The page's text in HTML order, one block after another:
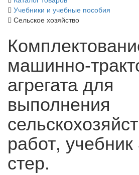
Учебники и учебные пособия
Сельское хозяйство
машинно-
агрегата для
выполнения
работ,
стер.